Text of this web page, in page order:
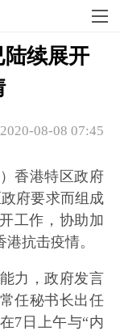
陆续展开
2020-08-08 07:45
香港特区政府
府要求而组成
工作，协助加
抗击疫情。
力，政府发言
任秘书长出任
7日上午与“内